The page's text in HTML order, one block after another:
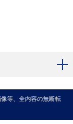
等、全内容の無断転